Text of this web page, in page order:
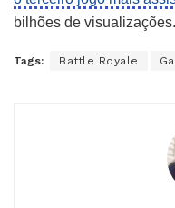
bilhões de visualizações.
Tags: Battle Royale